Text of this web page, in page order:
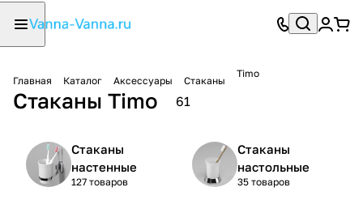
Главная Каталог Аксессуары Стаканы
Timo
Стаканы Timo 61
Стаканы
настенные
127 товаров
Стаканы
настольные
35 товаров